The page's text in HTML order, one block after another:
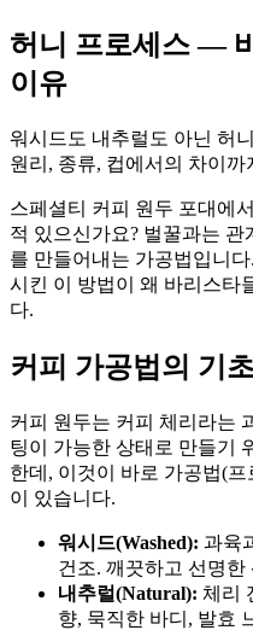
허니 프로세스 —
이유
워시드도 내추럴도 아닌 허
원리, 종류, 컵에서의 차이까
스페셜티 커피 원두 포대에
적 있으신가요? 벌꿀과는 관
를 만들어내는 가공법입니
시킨 이 방법이 왜 바리스타
다.
커피 가공법의 기
커피 원두는 커피 체리라는
팅이 가능한 상태로 만들기
한데, 이것이 바로 가공법(
이 있습니다.
워시드(Washed): 과육
건조. 깨끗하고 선명한
내추럴(Natural): 체리
향, 묵직한 바디, 발효